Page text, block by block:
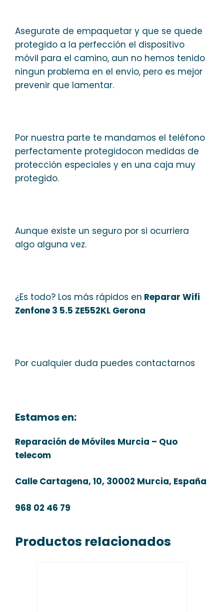
Asegurate de empaquetar y que se quede
protegido a la perfección el dispositivo
móvil para el camino, aun no hemos tenido
ningun problema en el envio, pero es mejor
prevenir que lamentar.
Por nuestra parte te mandamos el teléfono
perfectamente protegidocon medidas de
protección especiales y en una caja muy
protegido.
Aunque existe un seguro por si ocurriera
algo alguna vez.
¿Es todo? Los más rápidos en Reparar Wifi
Zenfone 3 5.5 ZE552KL Gerona
Por cualquier duda puedes contactarnos
Estamos en:
Reparación de Móviles Murcia – Quo
telecom
Calle Cartagena, 10, 30002 Murcia, España
968 02 46 79
Productos relacionados